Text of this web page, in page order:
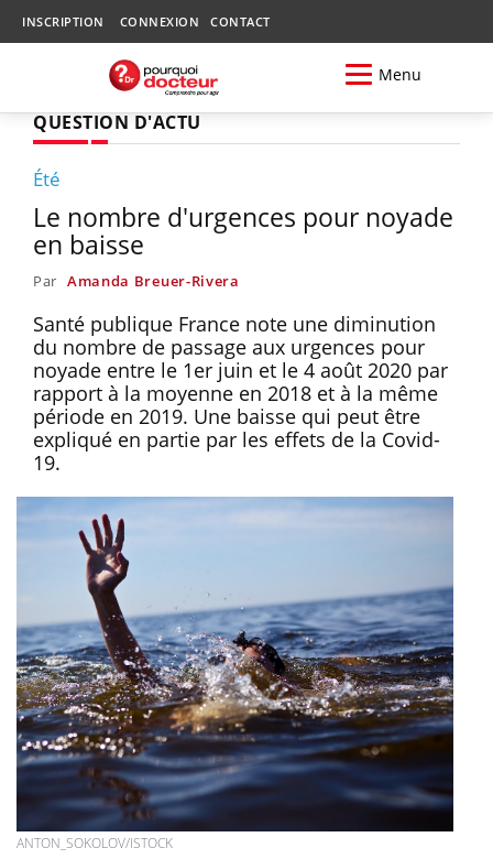
INSCRIPTION CONNEXION CONTACT
Menu
QUESTION D'ACTU
Été
Le nombre d'urgences pour noyade
en baisse
Par Amanda Breuer-Rivera
Santé publique France note une diminution
du nombre de passage aux urgences pour
noyade entre le 1er juin et le 4 août 2020 par
rapport à la moyenne en 2018 et à la même
période en 2019. Une baisse qui peut être
expliqué en partie par les effets de la Covid-
19.
ANTON_SOKOLOV/ISTOCK